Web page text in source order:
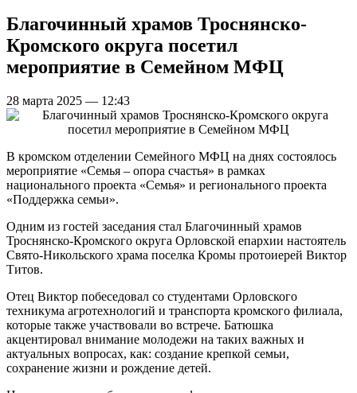
Благочинный храмов Троснянско-
Кромского округа посетил
мероприятие в Семейном МФЦ
28 марта 2025 — 12:43
В кромском отделении Семейного МФЦ на днях состоялось
мероприятие «Семья – опора счастья» в рамках
национального проекта «Семья» и регионального проекта
«Поддержка семьи».
Одним из гостей заседания стал Благочинный храмов
Троснянско-Кромского округа Орловской епархии настоятель
Свято-Никольского храма поселка Кромы протоиерей Виктор
Титов.
Отец Виктор побеседовал со студентами Орловского
техникума агротехнологий и транспорта кромского филиала,
которые также участвовали во встрече. Батюшка
акцентировал внимание молодежи на таких важных и
актуальных вопросах, как: создание крепкой семьи,
сохранение жизни и рождение детей.